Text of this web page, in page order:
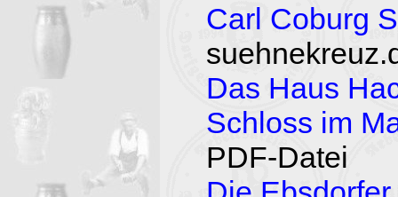
Carl Coburg
Das Haus
Schloss im
PDF-Datei